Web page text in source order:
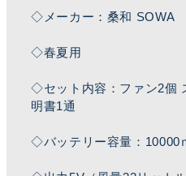
◇メーカー：桑和 SOWA
◇春夏用
◇セット内容：ファン2個
明書1通
◇バッテリー容量：10000